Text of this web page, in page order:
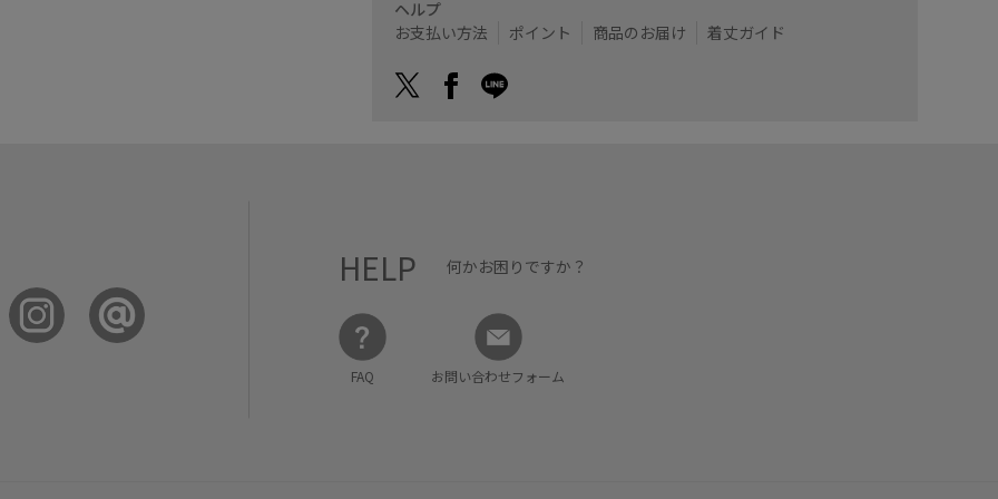
ヘルプ
お支払い方法
ポイント 商品のお届け 着丈ガイド
HELP 何かお困りですか？
FAQ お問い合わせフォーム